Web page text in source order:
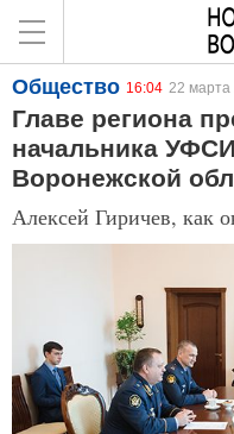
Общество 16:04 22 марта
Главе региона
начальника
Воронежской
Алексей Гиричев, как